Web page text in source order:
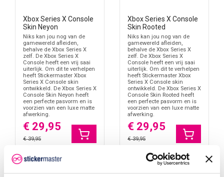
Xbox Series X Console
Skin Neyon
Niks kan jou nog van de
gamewereld afleiden,
behalve de Xbox Series X
zelf. De Xbox Series X
Console heeft een vrij saai
uiterlijk. Om dit te verhelpen
heeft Stickermaster Xbox
Series X Console skin
ontwikkeld. De Xbox Series X
Console Skin Neyon heeft
een perfecte pasvorm en is
voorzien van een luxe matte
afwerking.
€ 29,95
€ 39,95
Xbox Series X Console
Skin Rooted
Niks kan jou nog van de
gamewereld afleiden,
behalve de Xbox Series X
zelf. De Xbox Series X
Console heeft een vrij saai
uiterlijk. Om dit te verhelpen
heeft Stickermaster Xbox
Series X Console skin
ontwikkeld. De Xbox Series X
Console Skin Rooted heeft
een perfecte pasvorm en is
voorzien van een luxe matte
afwerking.
€ 29,95
€ 39,95